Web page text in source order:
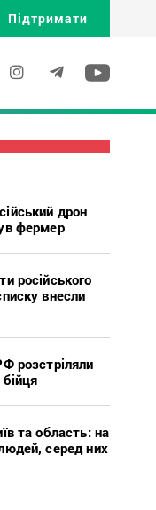
Підтримати
дрон
фермер
російського
внесли
розстріляли
та область: на
серед них